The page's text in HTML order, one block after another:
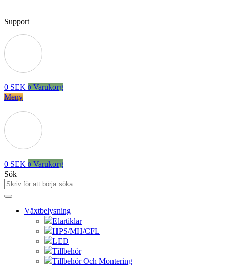
Support
0 SEK 0 Varukorg
Meny
0 SEK 0 Varukorg
Sök
Växtbelysning
Elartiklar
HPS/MH/CFL
LED
Tillbehör
Tillbehör Och Montering